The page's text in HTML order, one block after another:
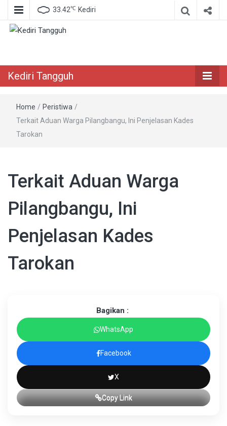
33.42℃ Kediri
Kediri Tangguh
Home / Peristiwa /
Terkait Aduan Warga Pilangbangu, Ini Penjelasan Kades
Tarokan
Terkait Aduan Warga
Pilangbangu, Ini
Penjelasan Kades
Tarokan
Bagikan :
WhatsApp
Facebook
X
Copy Link